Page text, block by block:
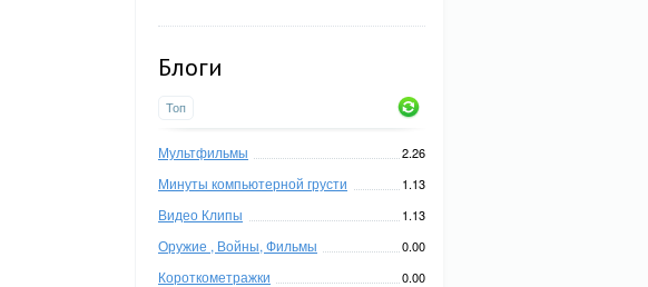
Блоги
Топ
Мультфильмы 2.26
Минуты компьютерной грусти 1.13
Видео Клипы 1.13
Оружие , Войны, Фильмы 0.00
Короткометражки 0.00